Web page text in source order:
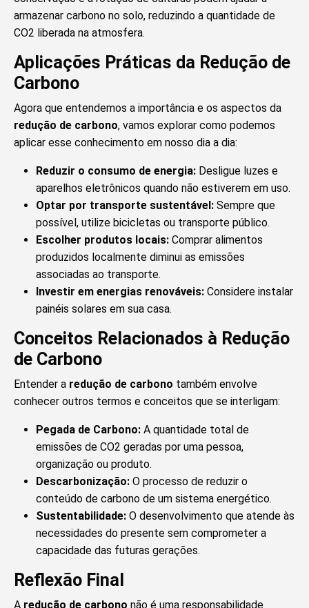
armazenar carbono no solo, reduzindo a quantidade de
CO2 liberada na atmosfera.
Aplicações Práticas da Redução de
Carbono
Agora que entendemos a importância e os aspectos da
redução de carbono, vamos explorar como podemos
aplicar esse conhecimento em nosso dia a dia:
Reduzir o consumo de energia: Desligue luzes e
aparelhos eletrônicos quando não estiverem em uso.
Optar por transporte sustentável: Sempre que
possível, utilize bicicletas ou transporte público.
Escolher produtos locais: Comprar alimentos
produzidos localmente diminui as emissões
associadas ao transporte.
Investir em energias renováveis: Considere instalar
painéis solares em sua casa.
Conceitos Relacionados à Redução
de Carbono
Entender a redução de carbono também envolve
conhecer outros termos e conceitos que se interligam:
Pegada de Carbono: A quantidade total de
emissões de CO2 geradas por uma pessoa,
organização ou produto.
Descarbonização: O processo de reduzir o
conteúdo de carbono de um sistema energético.
Sustentabilidade: O desenvolvimento que atende às
necessidades do presente sem comprometer a
capacidade das futuras gerações.
Reflexão Final
A redução de carbono não é uma responsabilidade